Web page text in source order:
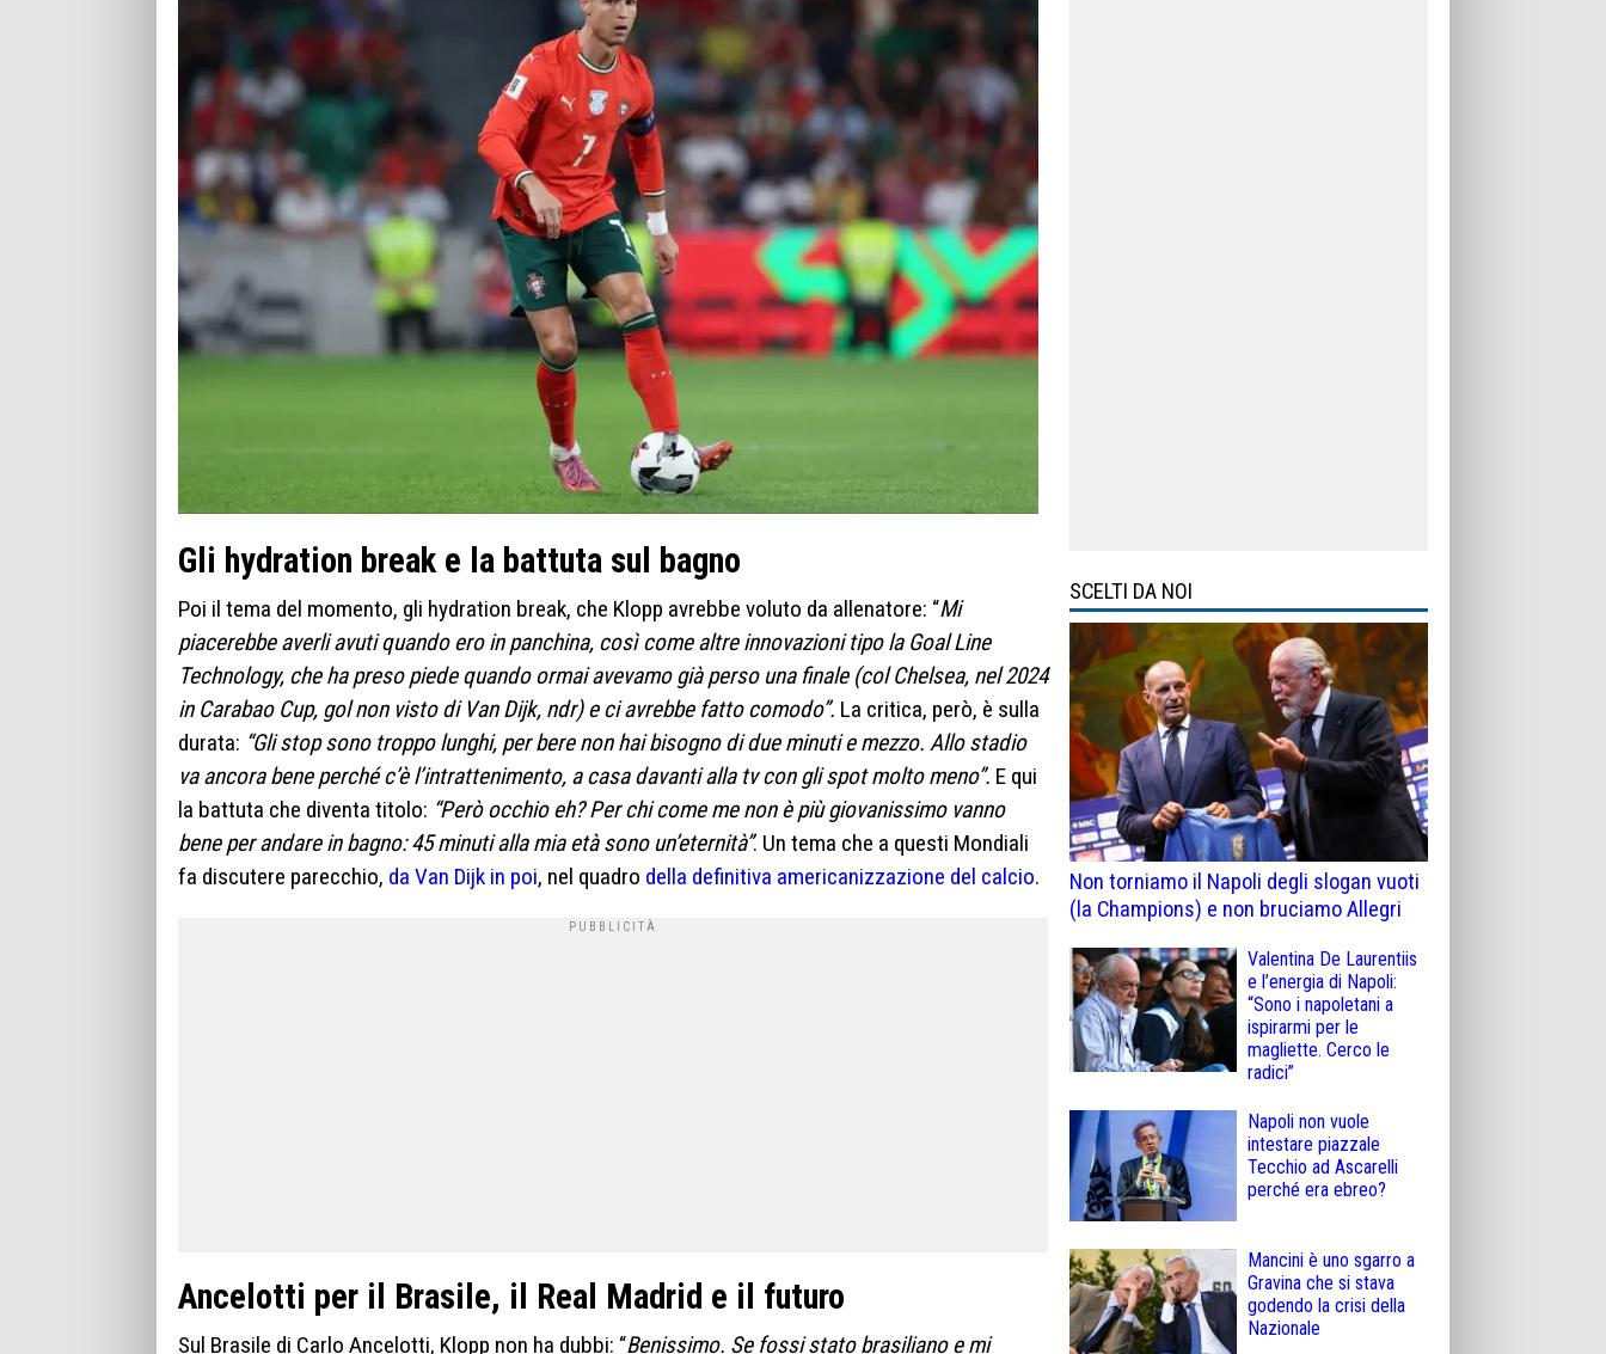
Gli hydration break e la battuta sul bagno
Poi il tema del momento, gli hydration break, che Klopp avrebbe voluto da allenatore: “Mi
piacerebbe averli avuti quando ero in panchina, così come altre innovazioni tipo la Goal Line
Technology, che ha preso piede quando ormai avevamo già perso una finale (col Chelsea, nel 2024
in Carabao Cup, gol non visto di Van Dijk, ndr) e ci avrebbe fatto comodo”. La critica, però, è sulla
durata: “Gli stop sono troppo lunghi, per bere non hai bisogno di due minuti e mezzo. Allo stadio
va ancora bene perché c’è l’intrattenimento, a casa davanti alla tv con gli spot molto meno”. E qui
la battuta che diventa titolo: “Però occhio eh? Per chi come me non è più giovanissimo vanno
bene per andare in bagno: 45 minuti alla mia età sono un’eternità”. Un tema che a questi Mondiali
fa discutere parecchio, da Van Dijk in poi, nel quadro della definitiva americanizzazione del calcio.
Ancelotti per il Brasile, il Real Madrid e il futuro
Sul Brasile di Carlo Ancelotti, Klopp non ha dubbi: “Benissimo. Se fossi stato brasiliano e mi
SCELTI DA NOI
Non torniamo il Napoli degli slogan vuoti
(la Champions) e non bruciamo Allegri
Valentina De Laurentiis
e l’energia di Napoli:
“Sono i napoletani a
ispirarmi per le
magliette. Cerco le
radici”
Napoli non vuole
intestare piazzale
Tecchio ad Ascarelli
perché era ebreo?
Mancini è uno sgarro a
Gravina che si stava
godendo la crisi della
Nazionale